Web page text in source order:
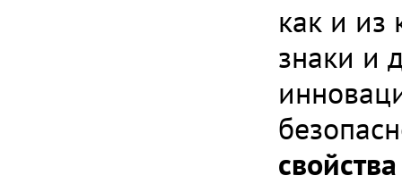
как и из
знаки и